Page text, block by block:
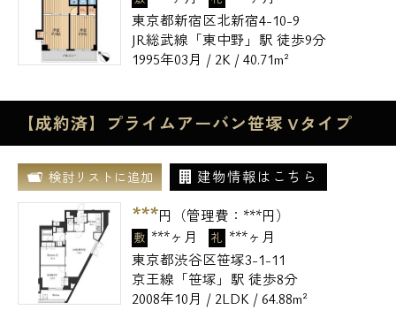
東京都新宿区北新宿4-10-9
JR総武線「東中野」駅 徒歩9分
1995年03月 / 2K / 40.71m²
【成約済】プライムアーバン笹塚 Vタイプ
検討リストに追加 建物情報はこちら
***円（管理費： ***円）
敷 ***ヶ月 礼 ***ヶ月
東京都渋谷区笹塚3-1-11
京王線「笹塚」駅 徒歩8分
2008年10月 / 2LDK / 64.88m²